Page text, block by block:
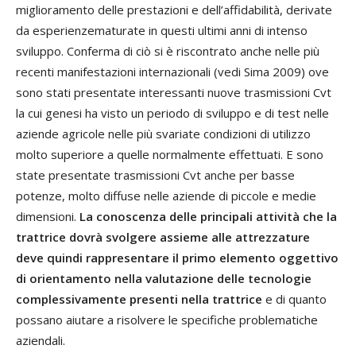
miglioramento delle prestazioni e dell’affidabilità, derivate
da esperienzematurate in questi ultimi anni di intenso
sviluppo. Conferma di ciò si è riscontrato anche nelle più
recenti manifestazioni internazionali (vedi Sima 2009) ove
sono stati presentate interessanti nuove trasmissioni Cvt
la cui genesi ha visto un periodo di sviluppo e di test nelle
aziende agricole nelle più svariate condizioni di utilizzo
molto superiore a quelle normalmente effettuati. E sono
state presentate trasmissioni Cvt anche per basse
potenze, molto diffuse nelle aziende di piccole e medie
dimensioni. La conoscenza delle principali attività che la
trattrice dovrà svolgere assieme alle attrezzature
deve quindi rappresentare il primo elemento oggettivo
di orientamento nella valutazione delle tecnologie
complessivamente presenti nella trattrice e di quanto
possano aiutare a risolvere le specifiche problematiche
aziendali.